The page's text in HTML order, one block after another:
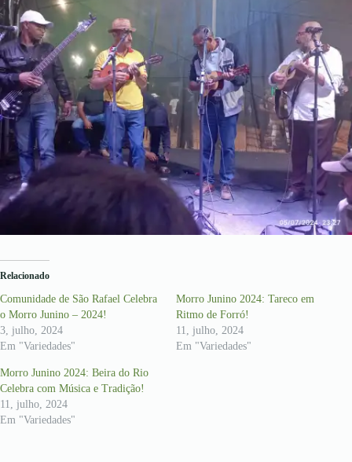
Relacionado
Comunidade de São Rafael Celebra
o Morro Junino – 2024!
3, julho, 2024
Em "Variedades"
Morro Junino 2024: Tareco em
Ritmo de Forró!
11, julho, 2024
Em "Variedades"
Morro Junino 2024: Beira do Rio
Celebra com Música e Tradição!
11, julho, 2024
Em "Variedades"